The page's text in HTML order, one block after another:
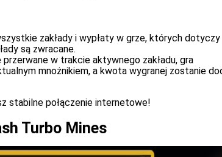
zakłady i wypłaty w grze, których dotyczy
są zwracane.
w trakcie aktywnego zakładu, gra
mnożnikiem, a kwota wygranej zostanie
stabilne połączenie internetowe!
Turbo Mines